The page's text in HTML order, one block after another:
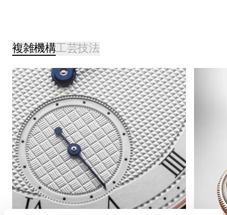
複雑機構工芸技法